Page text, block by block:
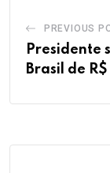
PREVIOUS
Presidente
Brasil de